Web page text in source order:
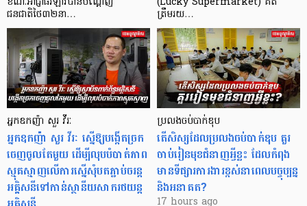
ជនជាតិថៃ៣២នា…
ត្រឹមរយ…
អ្នកឧកញ៉ា សួរ វីរៈ
អ្នកឧកញ៉ា សួរ វីរៈ ស្នើឱ្យបង្កើតច្រក
ចេញចូលតែមួយ ដើម្បីលុបបំបាត់ភាព
ស្មុគស្មាញលើការស្នើសុំបតភ្ជាប់ចរន្ត
អគ្គិសនីទៅកាន់ស្ថានីយសាករថយន្ត
ប្រលងចប់បាក់ឌុប
តើសិស្សដែលប្រលងចប់បាក់ឌុប គួរ
ចាប់រៀនមុខជំនាញអ្វីខ្លះ ដែលកំពុង
មានទីផ្សារការងារខ្ពស់នាពេលបច្ចុប្បន្ន
និងអនាគត?
17 hours ago